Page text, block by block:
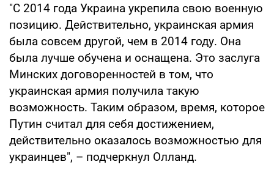
"С 2014 года Украина укрепила свою военную
позицию. Действительно, украинская армия
была совсем другой, чем в 2014 году. Она
была лучше обучена и оснащена. Это заслуга
Минских договоренностей в том, что
украинская армия получила такую
возможность. Таким образом, время, которое
Путин считал для себя достижением,
действительно оказалось возможностью для
украинцев", – подчеркнул Олланд.